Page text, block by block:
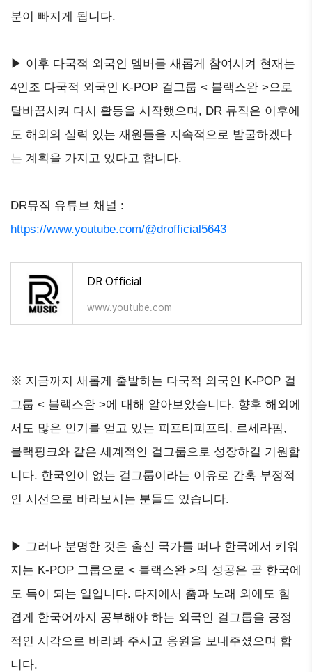
분이 빠지게 됩니다.
▶ 이후 다국적 외국인 멤버를 새롭게 참여시켜 현재는
4인조 다국적 외국인 K-POP 걸그룹 < 블랙스완 >으로
탈바꿈시켜 다시 활동을 시작했으며, DR 뮤직은 이후에
도 해외의 실력 있는 재원들을 지속적으로 발굴하겠다
는 계획을 가지고 있다고 합니다.
DR뮤직 유튜브 채널 :
https://www.youtube.com/@drofficial5643
DR Official
www.youtube.com
※ 지금까지 새롭게 출발하는 다국적 외국인 K-POP 걸
그룹 < 블랙스완 >에 대해 알아보았습니다. 향후 해외에
서도 많은 인기를 얻고 있는 피프티피프티, 르세라핌,
블랙핑크와 같은 세계적인 걸그룹으로 성장하길 기원합
니다. 한국인이 없는 걸그룹이라는 이유로 간혹 부정적
인 시선으로 바라보시는 분들도 있습니다.
▶ 그러나 분명한 것은 출신 국가를 떠나 한국에서 키워
지는 K-POP 그룹으로 < 블랙스완 >의 성공은 곧 한국에
도 득이 되는 일입니다. 타지에서 춤과 노래 외에도 힘
겹게 한국어까지 공부해야 하는 외국인 걸그룹을 긍정
적인 시각으로 바라봐 주시고 응원을 보내주셨으며 합
니다.